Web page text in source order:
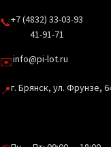
📞+7 (4832) 33-03-93
41-91-71
✉️info@pi-lot.ru
📍г. Брянск, ул. Фрунзе,